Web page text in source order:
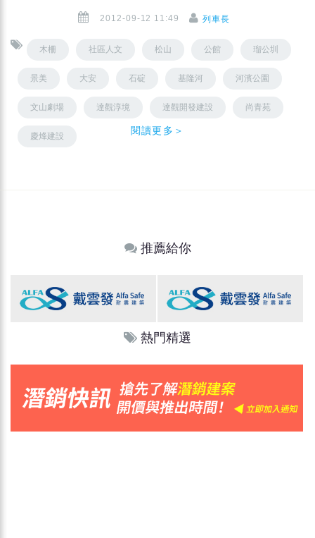
2012-09-12 11:49 列車長
木柵 社區人文 松山 公館 瑠公圳
景美 大安 石碇 基隆河 河濱公園
文山劇場 達觀淳境 達觀開發建設 尚青苑
慶烽建設 閱讀更多＞
推薦給你
熱門精選